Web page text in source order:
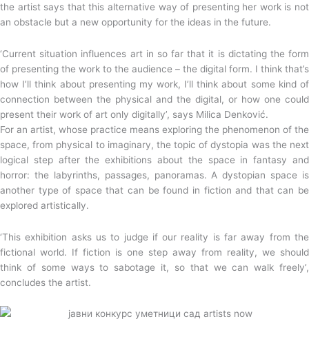
the artist says that this alternative way of presenting her work is not
an obstacle but a new opportunity for the ideas in the future.
‘Current situation influences art in so far that it is dictating the form
of presenting the work to the audience – the digital form. I think that’s
how I’ll think about presenting my work, I’ll think about some kind of
connection between the physical and the digital, or how one could
present their work of art only digitally’, says Milica Denković.
For an artist, whose practice means exploring the phenomenon of the
space, from physical to imaginary, the topic of dystopia was the next
logical step after the exhibitions about the space in fantasy and
horror: the labyrinths, passages, panoramas. A dystopian space is
another type of space that can be found in fiction and that can be
explored artistically.
‘This exhibition asks us to judge if our reality is far away from the
fictional world. If fiction is one step away from reality, we should
think of some ways to sabotage it, so that we can walk freely’,
concludes the artist.